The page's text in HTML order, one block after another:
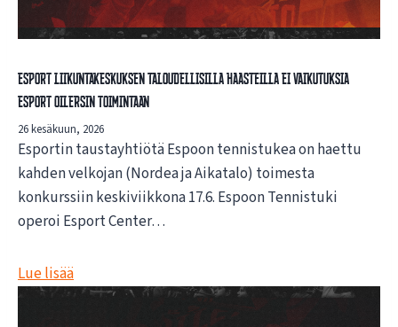
Esport liikuntakeskuksen taloudellisilla haasteilla ei vaikutuksia
Esport Oilersin toimintaan
26 kesäkuun, 2026
Esportin taustayhtiötä Espoon tennistukea on haettu
kahden velkojan (Nordea ja Aikatalo) toimesta
konkurssiin keskiviikkona 17.6. Espoon Tennistuki
operoi Esport Center…
Lue lisää